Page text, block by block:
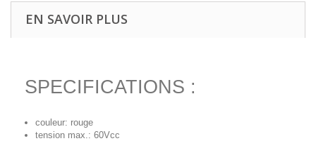
EN SAVOIR PLUS
SPECIFICATIONS :
couleur: rouge
tension max.: 60Vcc